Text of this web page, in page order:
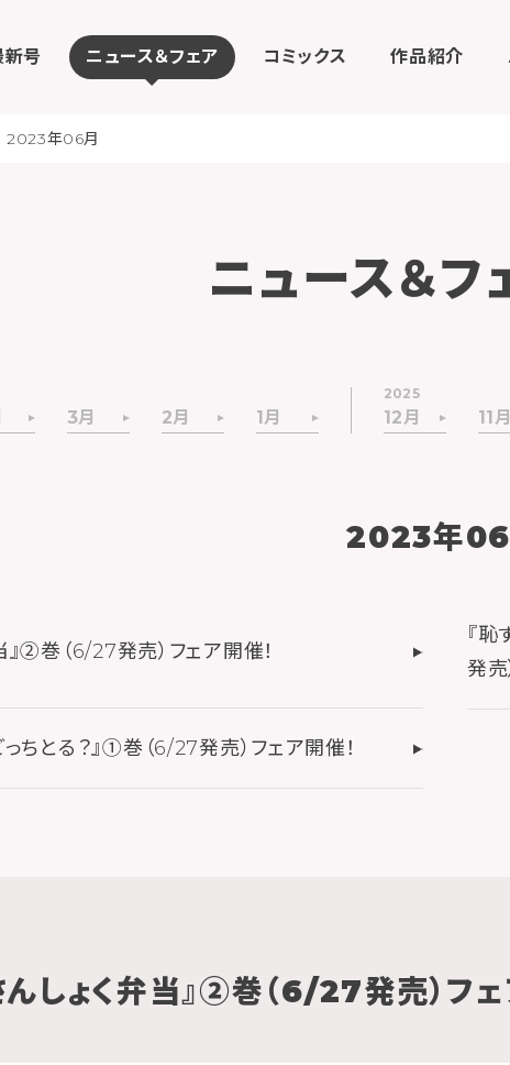
新号 ニュース＆フェア コミックス 作品紹介
2023年06月
ニュース＆
3月 2月 1月
2025
12月 11月
2023年06
』②巻（6/27発売）フェア開催！
『
発売
っちとる？』①巻（6/27発売）フェア開催！
んしょく弁当』②巻（6/27発売）フェ